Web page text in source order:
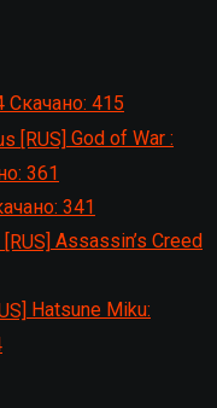
Скачано: 415
God of War :
361
341
Assassin’s Creed
Hatsune Miku: